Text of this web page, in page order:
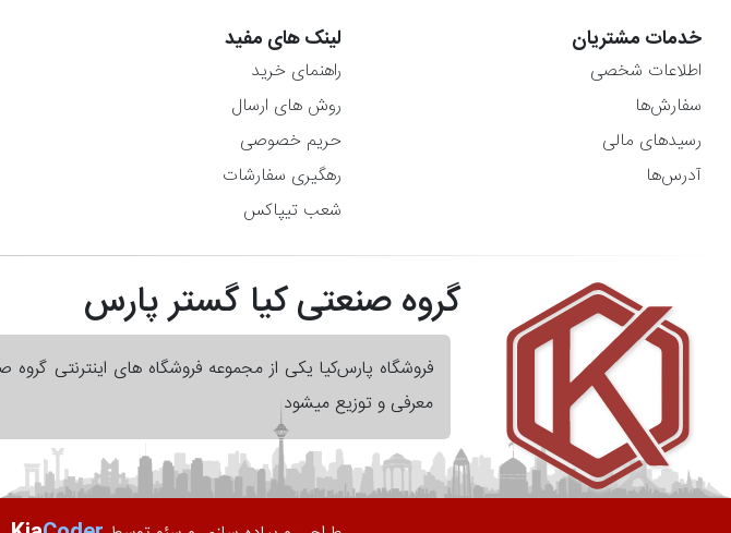
خدمات مشتریان
اطلاعات شخصی
سفارش‌ها
رسیدهای مالی
آدرس‌ها
لینک های مفید
راهنمای خرید
روش های ارسال
حریم خصوصی
رهگیری سفارشات
شعب تیپاکس
گروه صنعتی کیا گستر پارس
فروشگاه پارس‌کیا یکی از مجموعه فروشگاه های اینترنتی
معرفی و توزیع میشود